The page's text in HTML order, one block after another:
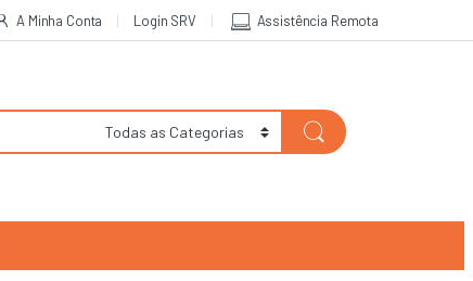
A Minha Conta Login SRV Assistência Remota